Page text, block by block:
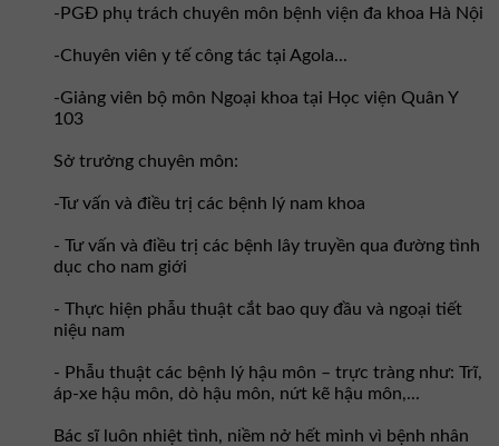
-PGĐ phụ trách chuyên môn bệnh viện đa khoa Hà Nội
-Chuyên viên y tế công tác tại Agola...
-Giảng viên bộ môn Ngoại khoa tại Học viện Quân Y
103
Sở trưởng chuyên môn:
-Tư vấn và điều trị các bệnh lý nam khoa
- Tư vấn và điều trị các bệnh lây truyền qua đường tình
dục cho nam giới
- Thực hiện phẫu thuật cắt bao quy đầu và ngoại tiết
niệu nam
- Phẫu thuật các bệnh lý hậu môn – trực tràng như: Trĩ,
áp-xe hậu môn, dò hậu môn, nứt kẽ hậu môn,...
Bác sĩ luôn nhiệt tình, niềm nở hết mình vì bệnh nhân